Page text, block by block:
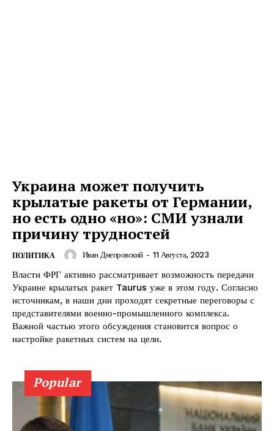
Украина может получить
крылатые ракеты от Германии,
но есть одно «но»: СМИ узнали
причину трудностей
ПОЛИТИКА Иван Днепровский - 11 Августа, 2023
Власти ФРГ активно рассматривает возможность передачи
Украине крылатых ракет Taurus уже в этом году. Согласно
источникам, в наши дни проходят секретные переговоры с
представителями военно-промышленного комплекса.
Важной частью этого обсуждения становится вопрос о
настройке ракетных систем на цели.
Popular